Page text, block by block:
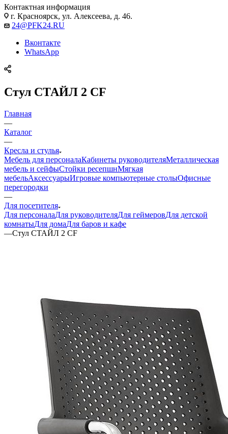
Контактная информация
г. Красноярск, ул. Алексеева, д. 46.
24@PFK24.RU
Вконтакте
WhatsApp
Стул СТАЙЛ 2 CF
Главная
—
Каталог
—
Кресла и стулья
Мебель для персоналаКабинеты руководителяМеталлическая
мебель и сейфыСтойки ресепшнМягкая
мебельАксессуарыИгровые компьютерные столыОфисные
перегородки
—
Для посетителя
Для персоналаДля руководителяДля геймеровДля детской
комнатыДля домаДля баров и кафе
—Стул СТАЙЛ 2 CF